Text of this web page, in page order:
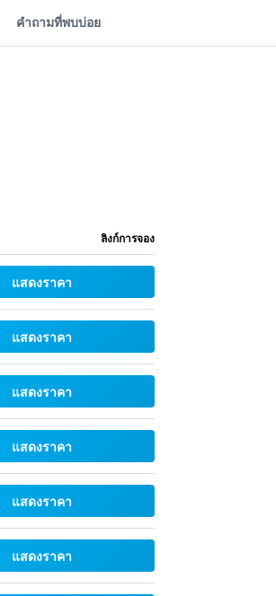
คำถามที่พบบ่อย
ลิงก์การจอง
แสดงราคา
แสดงราคา
แสดงราคา
แสดงราคา
แสดงราคา
แสดงราคา